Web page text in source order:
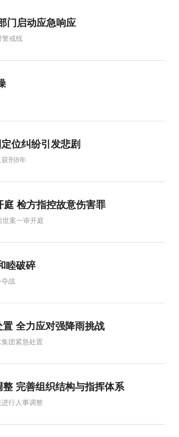
门启动应急响应
警戒线
位纠纷引发悲剧
刑8年
检方指控故意伤害罪
案一审开庭
睦破碎
夺战
全力应对强降雨挑战
团紧急处置
完善组织结构与指挥体系
行人事调整